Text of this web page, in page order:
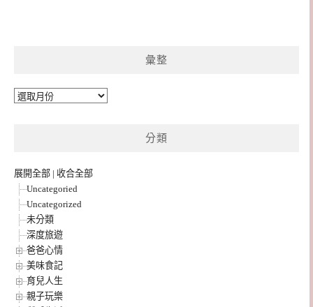
彙整
彙
分類
展開全部 | 收合全部
Uncategoried
Uncategorized
未分類
深度旅遊
爸爸心情
美味食記
育兒人生
親子玩樂